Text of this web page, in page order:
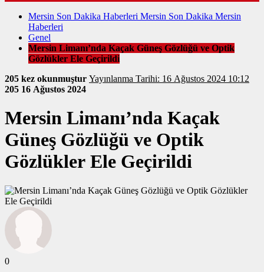
Mersin Son Dakika Haberleri Mersin Son Dakika Mersin
Haberleri
Genel
Mersin Limanı’nda Kaçak Güneş Gözlüğü ve Optik
Gözlükler Ele Geçirildi
205 kez okunmuştur
Yayınlanma Tarihi: 16 Ağustos 2024 10:12
205 16 Ağustos 2024
Mersin Limanı’nda Kaçak
Güneş Gözlüğü ve Optik
Gözlükler Ele Geçirildi
0